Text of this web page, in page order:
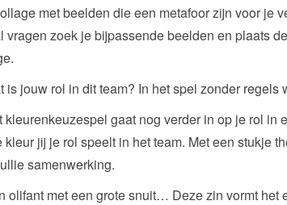
met beelden die een metafoor zijn voor je
vragen zoek je bijpassende beelden en plaats
is jouw rol in dit team? In het spel zonder
kleurenkeuzespel gaat nog verder in op je rol
kleur jij je rol speelt in het team. Met een stukje
samenwerking.
olifant met een grote snuit… Deze zin vormt het